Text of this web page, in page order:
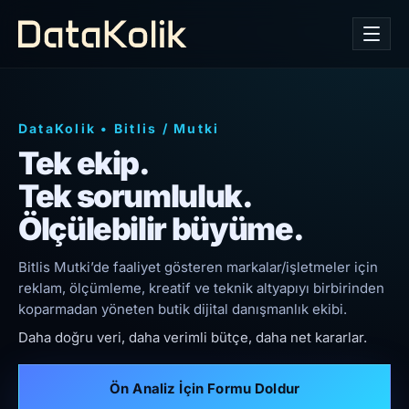
DataKolik • Bitlis / Mutki
Tek ekip.
Tek sorumluluk.
Ölçülebilir büyüme.
Bitlis Mutki’de faaliyet gösteren markalar/işletmeler için
reklam, ölçümleme, kreatif ve teknik altyapıyı birbirinden
koparmadan yöneten butik dijital danışmanlık ekibi.
Daha doğru veri, daha verimli bütçe, daha net kararlar.
Ön Analiz İçin Formu Doldur